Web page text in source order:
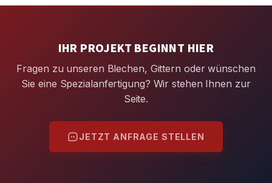
IHR PROJEKT BEGINNT HIER
Fragen zu unseren Blechen, Gittern oder wünschen
Sie eine Spezialanfertigung? Wir stehen Ihnen zur
Seite.
JETZT ANFRAGE STELLEN